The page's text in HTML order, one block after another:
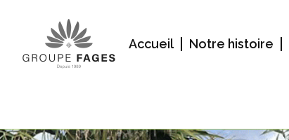
Accueil Notre histoire